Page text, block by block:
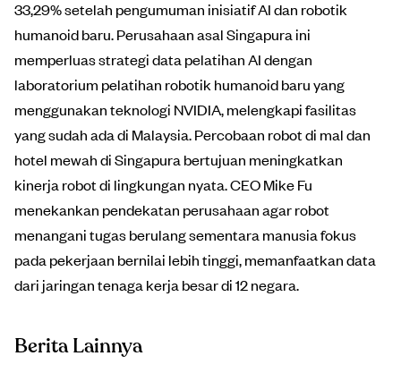
33,29% setelah pengumuman inisiatif AI dan robotik
humanoid baru. Perusahaan asal Singapura ini
memperluas strategi data pelatihan AI dengan
laboratorium pelatihan robotik humanoid baru yang
menggunakan teknologi NVIDIA, melengkapi fasilitas
yang sudah ada di Malaysia. Percobaan robot di mal dan
hotel mewah di Singapura bertujuan meningkatkan
kinerja robot di lingkungan nyata. CEO Mike Fu
menekankan pendekatan perusahaan agar robot
menangani tugas berulang sementara manusia fokus
pada pekerjaan bernilai lebih tinggi, memanfaatkan data
dari jaringan tenaga kerja besar di 12 negara.
Berita Lainnya